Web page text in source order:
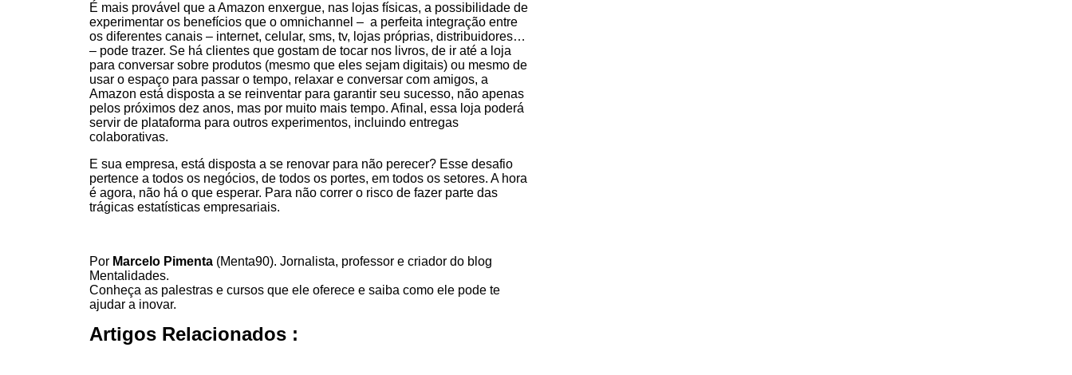
É mais provável que a Amazon enxergue, nas lojas físicas, a possibilidade de
experimentar os benefícios que o omnichannel – a perfeita integração entre
os diferentes canais – internet, celular, sms, tv, lojas próprias, distribuidores…
– pode trazer. Se há clientes que gostam de tocar nos livros, de ir até a loja
para conversar sobre produtos (mesmo que eles sejam digitais) ou mesmo de
usar o espaço para passar o tempo, relaxar e conversar com amigos, a
Amazon está disposta a se reinventar para garantir seu sucesso, não apenas
pelos próximos dez anos, mas por muito mais tempo. Afinal, essa loja poderá
servir de plataforma para outros experimentos, incluindo entregas
colaborativas.
E sua empresa, está disposta a se renovar para não perecer? Esse desafio
pertence a todos os negócios, de todos os portes, em todos os setores. A hora
é agora, não há o que esperar. Para não correr o risco de fazer parte das
trágicas estatísticas empresariais.
Por Marcelo Pimenta (Menta90). Jornalista, professor e criador do blog
Mentalidades.
Conheça as palestras e cursos que ele oferece e saiba como ele pode te
ajudar a inovar.
Artigos Relacionados :